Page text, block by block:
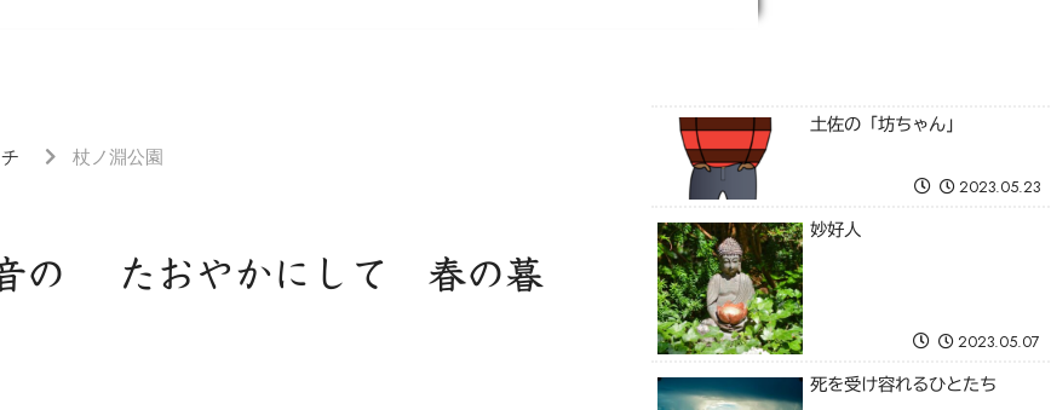
杖ノ淵公園
の たおやかにして 春の暮
土佐の「坊ちゃん」
2023.05.23
妙好人
2023.05.07
死を受け容れるひとたち